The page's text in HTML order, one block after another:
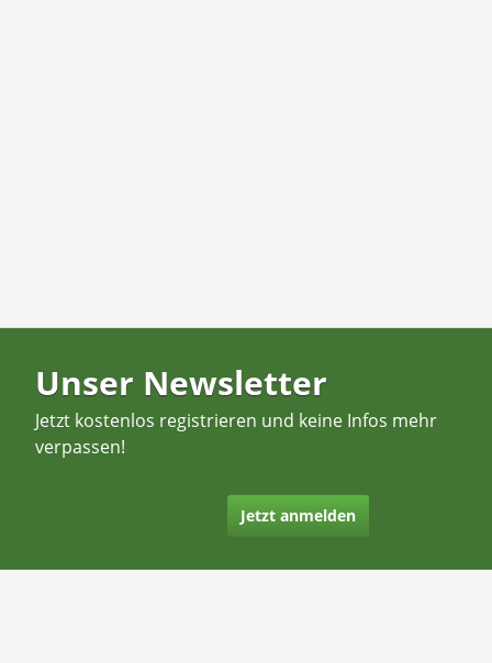
Unser Newsletter
Jetzt kostenlos registrieren und keine Infos mehr
verpassen!
Jetzt anmelden